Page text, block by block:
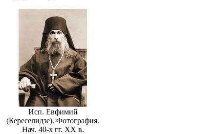
Исп. Евфимий
(Кереселидзе). Фотография.
Нач. 40-х гг. XX в.